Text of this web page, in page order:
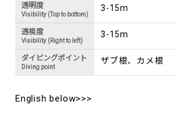
透明度
Visibility (Top to bottom)
3-15m
透視度
Visibility (Right to left)
3-15m
ダイビングポイント
Diving point
ザブ根、カメ根
English below>>>